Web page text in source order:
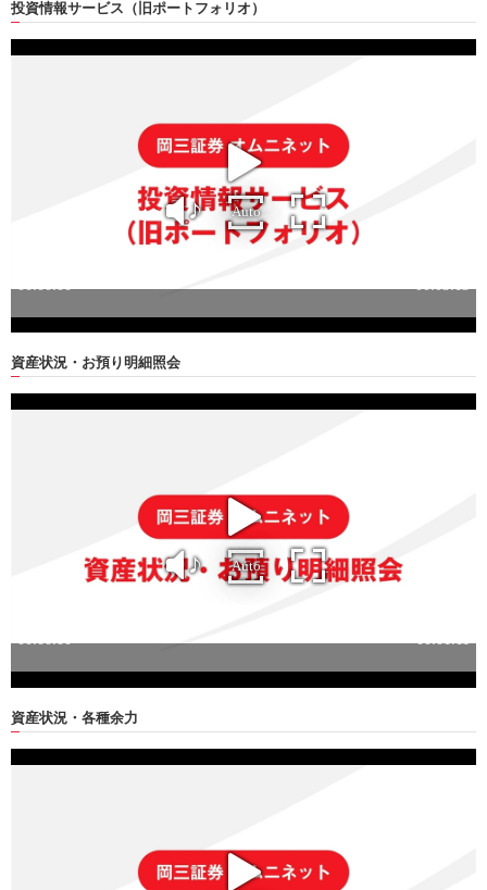
投資情報サービス （旧ポートフォリオ）
資産状況・ お預り明細照会
資産状況・各種余力